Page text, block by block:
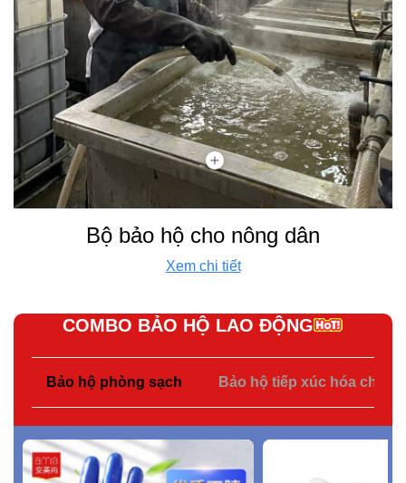
Bộ bảo hộ cho nông dân
Xem chi tiết
COMBO BẢO HỘ LAO ĐỘNG
Bảo hộ phòng sạch Bảo hộ tiếp xúc hóa chất